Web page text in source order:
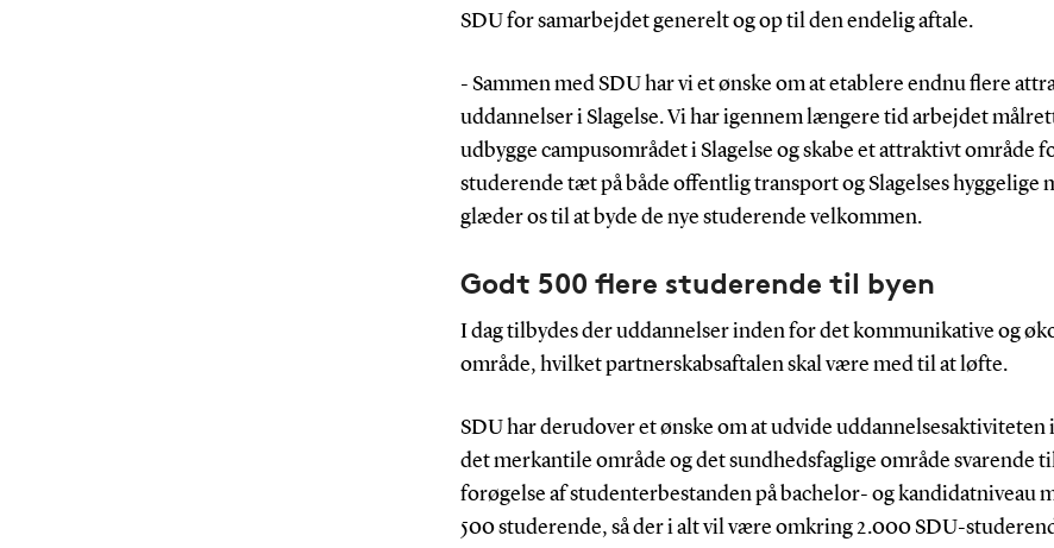
SDU for samarbejdet generelt og op til den endelig aftale.
- Sammen med SDU har vi et ønske om at etablere endnu flere
uddannelser i Slagelse. Vi har igennem længere tid arbejdet
udbygge campusområdet i Slagelse og skabe et attraktivt område
studerende tæt på både offentlig transport og Slagelses hyggelige
glæder os til at byde de nye studerende velkommen.
Godt 500 flere studerende til byen
I dag tilbydes der uddannelser inden for det kommunikative og
område, hvilket partnerskabsaftalen skal være med til at løfte.
SDU har derudover et ønske om at udvide uddannelsesaktiviteten
det merkantile område og det sundhedsfaglige område svarende
forøgelse af studenterbestanden på bachelor- og kandidatniveau
500 studerende, så der i alt vil være omkring 2.000 SDU-